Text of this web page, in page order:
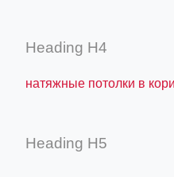
Heading H4
натяжные потолки в
Heading H5